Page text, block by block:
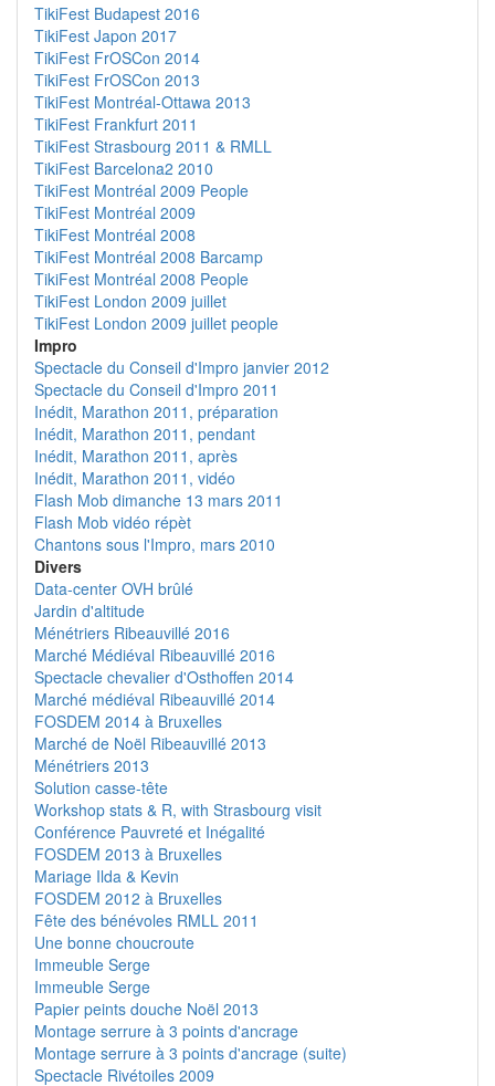
TikiFest Budapest 2016
TikiFest Japon 2017
TikiFest FrOSCon 2014
TikiFest FrOSCon 2013
TikiFest Montréal-Ottawa 2013
TikiFest Frankfurt 2011
TikiFest Strasbourg 2011 & RMLL
TikiFest Barcelona2 2010
TikiFest Montréal 2009 People
TikiFest Montréal 2009
TikiFest Montréal 2008
TikiFest Montréal 2008 Barcamp
TikiFest Montréal 2008 People
TikiFest London 2009 juillet
TikiFest London 2009 juillet people
Impro
Spectacle du Conseil d'Impro janvier 2012
Spectacle du Conseil d'Impro 2011
Inédit, Marathon 2011, préparation
Inédit, Marathon 2011, pendant
Inédit, Marathon 2011, après
Inédit, Marathon 2011, vidéo
Flash Mob dimanche 13 mars 2011
Flash Mob vidéo répèt
Chantons sous l'Impro, mars 2010
Divers
Data-center OVH brûlé
Jardin d'altitude
Ménétriers Ribeauvillé 2016
Marché Médiéval Ribeauvillé 2016
Spectacle chevalier d'Osthoffen 2014
Marché médiéval Ribeauvillé 2014
FOSDEM 2014 à Bruxelles
Marché de Noël Ribeauvillé 2013
Ménétriers 2013
Solution casse-tête
Workshop stats & R, with Strasbourg visit
Conférence Pauvreté et Inégalité
FOSDEM 2013 à Bruxelles
Mariage Ilda & Kevin
FOSDEM 2012 à Bruxelles
Fête des bénévoles RMLL 2011
Une bonne choucroute
Immeuble Serge
Immeuble Serge
Papier peints douche Noël 2013
Montage serrure à 3 points d'ancrage
Montage serrure à 3 points d'ancrage (suite)
Spectacle Rivétoiles 2009